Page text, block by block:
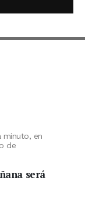
en
en LinkedIn
en
minuto, en
de
será